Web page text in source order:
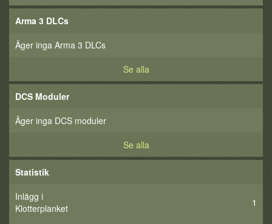
Arma 3 DLCs
Äger inga Arma 3 DLCs
Se alla
DCS Moduler
Äger inga DCS moduler
Se alla
Statistik
Inlägg i
Klotterplanket
1